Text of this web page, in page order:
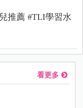
推薦 #TLI學習水
看更多